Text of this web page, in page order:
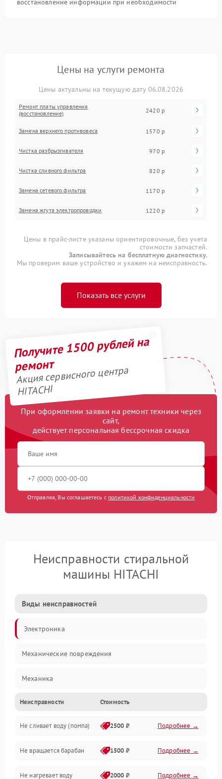
восстановление информации при необходимости
Цены на услуги ремонта
Цены актуальны на текущую дату 06.08.2026
Ремонт платы управления
(восстановление)
2420 р
Замена верхнего противовеса 1570 р
Чистка разбрызгивателя 970 р
Чистка сливного фильтра 820 р
Замена сетевого фильтра 1170 р
Замена жгута электропроводки 1220 р
Цены в прайс-листе указаны ориентировочные, без учета
стоимости запчастей.
Записывайтесь на бесплатную диагностику.
Мы проверим ваше устройство и укажем на неисправность.
Показать все услуги
Получите 1500 рублей на
ремонт
Акция сервисного центра
HITACHI
При оформлении заявки на ремонт техники через
сайт,
действует персональная бессрочная скидка
Отправляя, Вы соглашаетесь с политикой конфиденциальности
Неисправности стиральной
машины HITACHI
Виды неисправностей
Электроника
Механические повреждения
Механика
Электропитание
Водоснабжение
Слив
Неисправности Стоимость
Не сливает воду (помпа) 2500 ₽ Подробнее →
Не вращается барабан 1500 ₽ Подробнее →
Не нагревает воду 2000 ₽ Подробнее →